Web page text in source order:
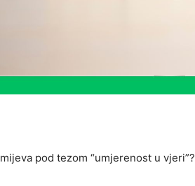
pod tezom “umjerenost u vjeri”?